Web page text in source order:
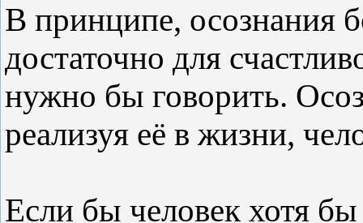
В принципе, осознания
достаточно для
нужно бы говорить.
реализуя её в жизни,
Если бы человек хотя